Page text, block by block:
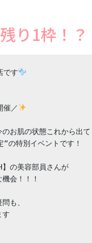
1枠！？
です
催／
お肌の状態これから出
の特別イベントです！
の美容部員さんが
会！！！
も、
す